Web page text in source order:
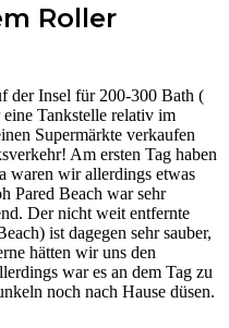
Roller
der Insel für 200-300 Bath (
Tankstelle relativ im
Supermärkte verkaufen
Am ersten Tag haben
waren wir allerdings etwas
Pared Beach war sehr
Der nicht weit entfernte
ist dagegen sehr sauber,
hätten wir uns den
war es an dem Tag zu
noch nach Hause düsen.